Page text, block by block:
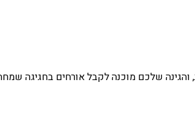
שלכם מוכנה לקבל אורחים בחגיגה